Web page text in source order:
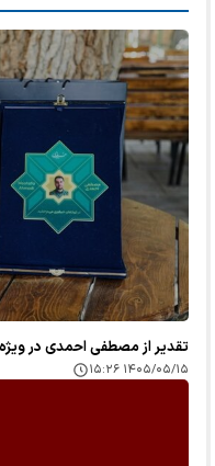
تقدیر از مصطفی احمدی در
۱۴۰۵/۰۵/۱۵ ۱۵:۲۶